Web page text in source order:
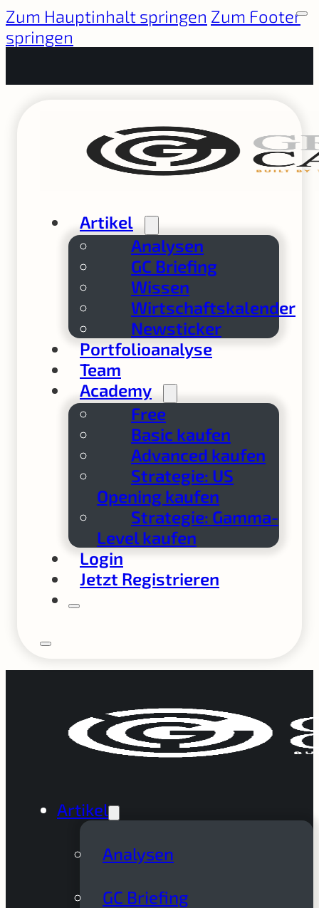
Zum Hauptinhalt springen Zum Footer
springen
Artikel
Analysen
GC Briefing
Wissen
Wirtschaftskalender
Newsticker
Portfolioanalyse
Team
Academy
Free
Basic kaufen
Advanced kaufen
Strategie: US
Opening kaufen
Strategie: Gamma-
Level kaufen
Login
Jetzt Registrieren
Artikel
Analysen
GC Briefing